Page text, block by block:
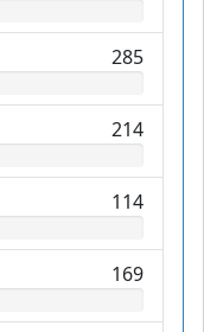
285
214
114
169